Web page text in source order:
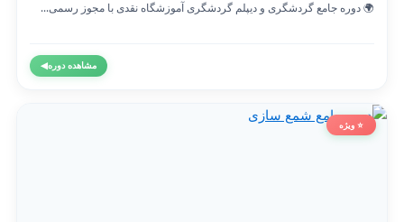
🌍 دوره جامع گردشگری و دیپلم گردشگری آموزشگاه نقدی با مجوز رسمی...
مشاهده دوره◀
⭐ ویژه